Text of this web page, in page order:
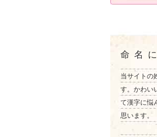
命名
当サイトの
す。かわい
て漢字に悩
思います。